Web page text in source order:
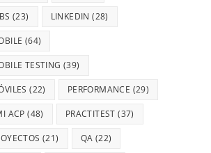
(23) LINKEDIN (28)
(64)
TESTING (39)
(22) PERFORMANCE (29)
ACP (48) PRACTITEST (37)
(21) QA (22)